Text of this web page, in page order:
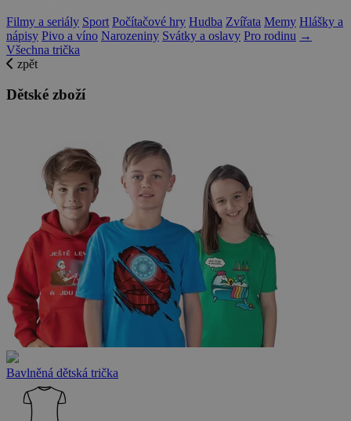
Filmy a seriály Sport Počítačové hry Hudba Zvířata Memy Hlášky a
nápisy Pivo a víno Narozeniny Svátky a oslavy Pro rodinu →
Všechna trička
zpět
Dětské zboží
Bavlněná dětská trička